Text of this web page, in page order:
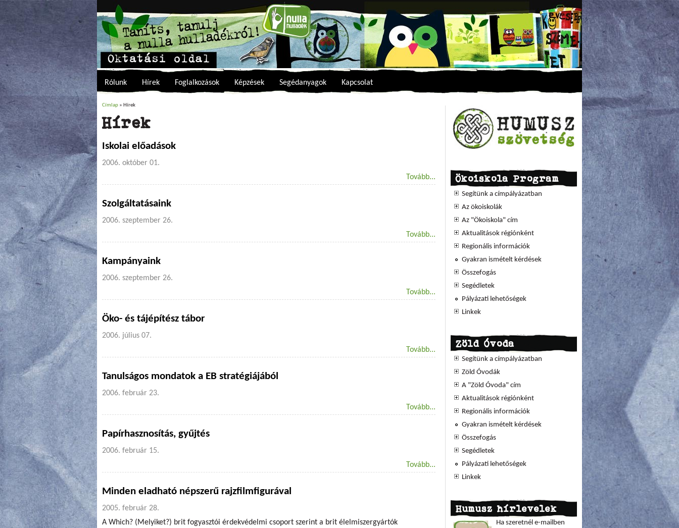
Rólunk Hírek Foglalkozások Képzések Segédanyagok Kapcsolat
Jelenlegi hely
Címlap » Hírek
Hírek
Iskolai előadások
2006. október 01.
Tovább...
Szolgáltatásaink
2006. szeptember 26.
Tovább...
Kampányaink
2006. szeptember 26.
Tovább...
Öko- és tájépítész tábor
2006. július 07.
Tovább...
Tanulságos mondatok a EB stratégiájából
2006. február 23.
Tovább...
Papírhasznosítás, gyűjtés
2006. február 15.
Tovább...
Minden eladható népszerű rajzfilmfigurával
2005. február 28.
A Which? (Melyiket?) brit fogyasztói érdekvédelmi csoport szerint a brit élelmiszergyártók
Ökoiskola Program
Segítünk a címpályázatban
Az ökoiskolák
Az "Ökoiskola" cím
Aktualitások régiónként
Regionális információk
Gyakran ismételt kérdések
Összefogás
Segédletek
Pályázati lehetőségek
Linkek
Zöld Óvoda
Segítünk a címpályázatban
Zöld Óvodák
A "Zöld Óvoda" cím
Aktualitások régiónként
Regionális információk
Gyakran ismételt kérdések
Összefogás
Segédletek
Pályázati lehetőségek
Linkek
Humusz hírlevelek
Ha szeretnél e-mailben